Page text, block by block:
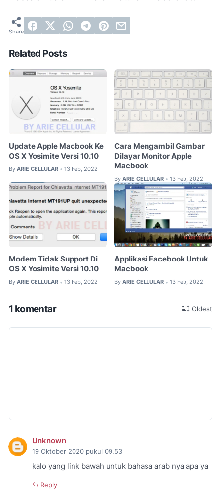
Related Posts
Update Apple Macbook Ke
OS X Yosimite Versi 10.10
By ARIE CELLULAR • 13 Feb, 2022
Cara Mengambil Gambar
Dilayar Monitor Apple
Macbook
By ARIE CELLULAR • 13 Feb, 2022
Modem Tidak Support Di
OS X Yosimite Versi 10.10
By ARIE CELLULAR • 13 Feb, 2022
Applikasi Facebook Untuk
Macbook
By ARIE CELLULAR • 13 Feb, 2022
1 komentar Oldest
Unknown
19 Oktober 2020 pukul 09.53
kalo yang link bawah untuk bahasa arab nya apa ya
Reply